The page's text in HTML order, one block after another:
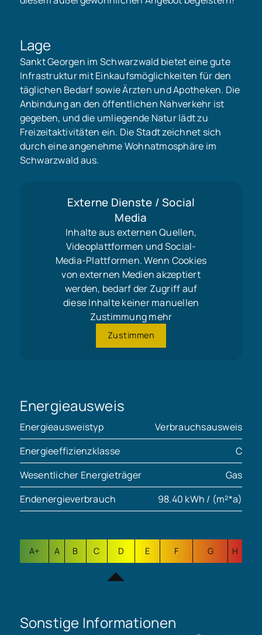
Lage
Sankt Georgen im Schwarzwald bietet eine gute
Infrastruktur mit Einkaufsmöglichkeiten für den
täglichen Bedarf sowie Ärzten und Apotheken. Die
Anbindung an den öffentlichen Nahverkehr ist
gegeben, und die umliegende Natur lädt zu
Freizeitaktivitäten ein. Die Stadt zeichnet sich
durch eine angenehme Wohnatmosphäre im
Schwarzwald aus.
Externe Dienste / Social
Media
Inhalte aus externen Quellen,
Videoplattformen und Social-
Media-Plattformen. Wenn Cookies
von externen Medien akzeptiert
werden, bedarf der Zugriff auf
diese Inhalte keiner manuellen
Zustimmung mehr
Zustimmen
Energieausweis
Energieausweistyp
Verbrauchsausweis
Energieeffizienzklasse
C
Wesentlicher Energieträger
Gas
Endenergieverbrauch
98.40 kWh / (m²*a)
A+ A B C D E F G H
Sonstige Informationen